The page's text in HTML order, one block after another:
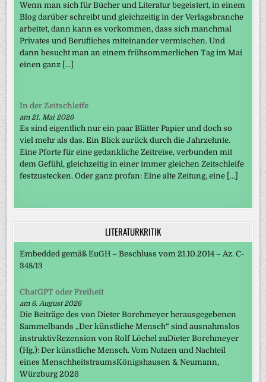
Wenn man sich für Bücher und Literatur begeistert, in einem
Blog darüber schreibt und gleichzeitig in der Verlagsbranche
arbeitet, dann kann es vorkommen, dass sich manchmal
Privates und Berufliches miteinander vermischen. Und
dann besucht man an einem frühsommerlichen Tag im Mai
einen ganz […]
In der Zeitschleife
am 21. Mai 2026
Es sind eigentlich nur ein paar Blätter Papier und doch so
viel mehr als das. Ein Blick zurück durch die Jahrzehnte.
Eine Pforte für eine gedankliche Zeitreise, verbunden mit
dem Gefühl, gleichzeitig in einer immer gleichen Zeitschleife
festzustecken. Oder ganz profan: Eine alte Zeitung, eine […]
LITERATURKRITIK
Embedded gemäß EuGH – Beschluss vom 21.10.2014 – Az. C-
348/13
ChatGPT oder Freiheit
am 6. August 2026
Die Beiträge des von Dieter Borchmeyer herausgegebenen
Sammelbands „Der künstliche Mensch“ sind ausnahmslos
instruktivRezension von Rolf Löchel zuDieter Borchmeyer
(Hg.): Der künstliche Mensch. Vom Nutzen und Nachteil
eines MenschheitstraumsKönigshausen & Neumann,
Würzburg 2026